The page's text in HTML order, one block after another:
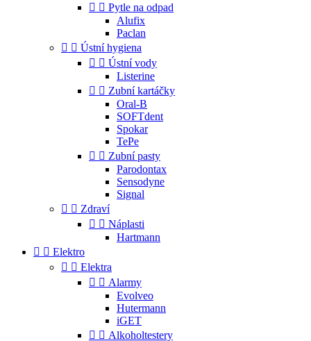
  Pytle na odpad
Alufix
Paclan
  Ústní hygiena
  Ústní vody
Listerine
  Zubní kartáčky
Oral-B
SOFTdent
Spokar
TePe
  Zubní pasty
Parodontax
Sensodyne
Signal
  Zdraví
  Náplasti
Hartmann
  Elektro
  Elektra
  Alarmy
Evolveo
Hutermann
iGET
  Alkoholtestery